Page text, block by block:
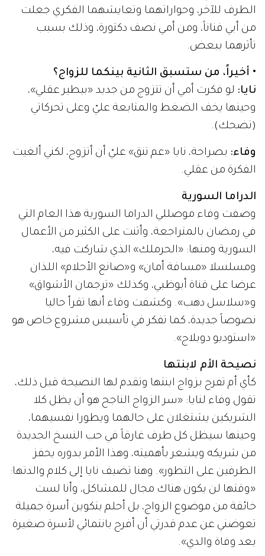
الطرف للآخر، وحواراتهما وتعايشهما الفكري جعلت
من أبي فناناً، ومن أمي نصف دكتورة، وذلك بسبب
تأثرهما ببعض.
• أخيراً، من ستسبق الثانية بينكما للزواج؟
نايا: لو فكرت أمي أن تتزوج من جديد «بيطير عقلي»،
وحينها يخف الضغط والمتابعة عليّ وعلى تحركاتي
(تضحك).
وفاء: بصراحة، نايا «عم تنق» عليّ أن أتزوج، لكني ألغيت
الفكرة من عقلي.
الدراما السورية
وصفت وفاء موصللي الدراما السورية هذا العام التي
في رمضان بالمتراجعة، وأثنت على الكثير من الأعمال
السورية ومنها: «الحرملك» الذي شاركت فيه،
ومسلسلا «مسافة أمان» و«صانع الأحلام» اللذان
عرضا على قناة أبوظبي، وكذلك «ترجمان الأشواق»
و«سلاسل دهب». وكشفت وفاء أنها تقرأ حاليا
نصوصاً جديدة، كما تفكر في تأسيس مشروع خاص هو
«استوديو دوبلاج».
نصيحة الأم لابنتها
كأي أم تفرح بزواج ابنتها وتقدم لها النصيحة قبل ذلك،
تقول وفاء لنايا: «سر الزواج الناجح هو أن يظل كلا
الشريكين يشتغلان على حالهما ويطورا نفسيهما،
وحينها سيظل كل طرف غارقاً في حب النسخ الجديدة
من شريكه ويشعر بأهميته، وهذا الأمر بدوره يحفز
الطرفين على التطور». وهنا تضيف نايا إلى كلام والدتها:
«وقتها لن يكون هناك مجال للمشاكل، وأنا لست
خائفة من موضوع الزواج، بل أحلم بتكوين أسرة جميلة
تعوضني عن عدم قدرتي أن أفرح بانتمائي لأسرة صغيرة
بعد وفاة والدي».